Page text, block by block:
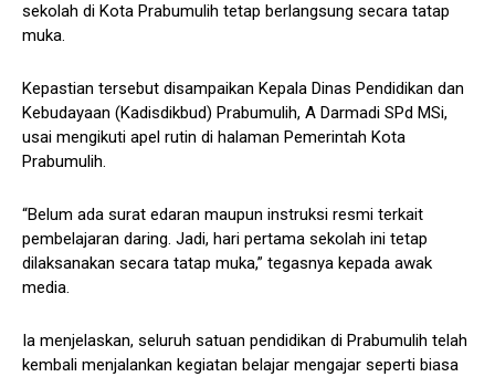
sekolah di Kota Prabumulih tetap berlangsung secara tatap
muka.
Kepastian tersebut disampaikan Kepala Dinas Pendidikan dan
Kebudayaan (Kadisdikbud) Prabumulih, A Darmadi SPd MSi,
usai mengikuti apel rutin di halaman Pemerintah Kota
Prabumulih.
“Belum ada surat edaran maupun instruksi resmi terkait
pembelajaran daring. Jadi, hari pertama sekolah ini tetap
dilaksanakan secara tatap muka,” tegasnya kepada awak
media.
Ia menjelaskan, seluruh satuan pendidikan di Prabumulih telah
kembali menjalankan kegiatan belajar mengajar seperti biasa